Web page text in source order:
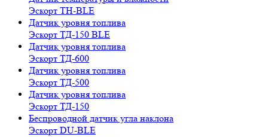
Эскорт TH-BLE
Датчик уровня топлива
Эскорт ТД-150 BLE
Датчик уровня топлива
Эскорт ТД-600
Датчик уровня топлива
Эскорт ТД-500
Датчик уровня топлива
Эскорт ТД-150
Беспроводной датчик угла наклона
Эскорт DU-BLE